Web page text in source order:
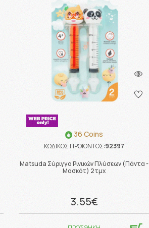
36 Coins
ΚΩΔΙΚΟΣ ΠΡΟΪΟΝΤΟΣ:92397
Matsuda Σύριγγα Ρινικών Πλύσεων (Πάντα -
Μασκότ) 2τμχ
3.55€